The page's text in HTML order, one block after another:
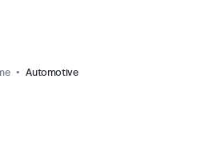
Automotive